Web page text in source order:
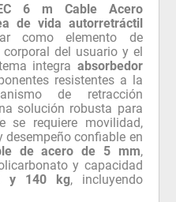
6 m Cable Acero
de vida autorretráctil
como elemento de
del usuario y el
integra absorbedor
resistentes a la
de retracción
solución robusta para
se requiere movilidad,
confiable en
de acero de 5 mm,
y capacidad
y 140 kg, incluyendo